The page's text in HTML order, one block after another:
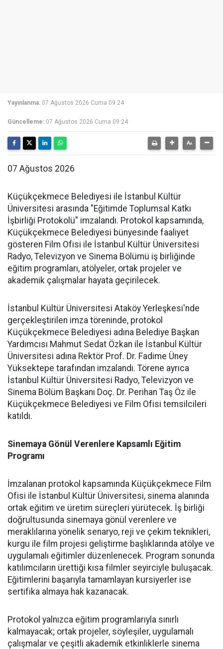
Yayınlanma: 07 Ağustos 2026 Cuma 09:24
Güncelleme: 07 Ağustos 2026 Cuma 09:24
07 Ağustos 2026
Küçükçekmece Belediyesi ile İstanbul Kültür
Üniversitesi arasında "Eğitimde Toplumsal Katkı
İşbirliği Protokolü" imzalandı. Protokol kapsamında,
Küçükçekmece Belediyesi bünyesinde faaliyet
gösteren Film Ofisi ile İstanbul Kültür Üniversitesi
Radyo, Televizyon ve Sinema Bölümü iş birliğinde
eğitim programları, atölyeler, ortak projeler ve
akademik çalışmalar hayata geçirilecek.
İstanbul Kültür Üniversitesi Ataköy Yerleşkesi'nde
gerçekleştirilen imza töreninde, protokol
Küçükçekmece Belediyesi adına Belediye Başkan
Yardımcısı Mahmut Sedat Özkan ile İstanbul Kültür
Üniversitesi adına Rektör Prof. Dr. Fadime Üney
Yüksektepe tarafından imzalandı. Törene ayrıca
İstanbul Kültür Üniversitesi Radyo, Televizyon ve
Sinema Bölüm Başkanı Doç. Dr. Perihan Taş Öz ile
Küçükçekmece Belediyesi ve Film Ofisi temsilcileri
katıldı.
Sinemaya Gönül Verenlere Kapsamlı Eğitim
Programı
İmzalanan protokol kapsamında Küçükçekmece Film
Ofisi ile İstanbul Kültür Üniversitesi, sinema alanında
ortak eğitim ve üretim süreçleri yürütecek. İş birliği
doğrultusunda sinemaya gönül verenlere ve
meraklılarına yönelik senaryo, reji ve çekim teknikleri,
kurgu ile film projesi geliştirme başlıklarında atölye ve
uygulamalı eğitimler düzenlenecek. Program sonunda
katılımcıların ürettiği kısa filmler seyirciyle buluşacak.
Eğitimlerini başarıyla tamamlayan kursiyerler ise
sertifika almaya hak kazanacak.
Protokol yalnızca eğitim programlarıyla sınırlı
kalmayacak; ortak projeler, söyleşiler, uygulamalı
çalışmalar ve çeşitli akademik etkinliklerle sinema